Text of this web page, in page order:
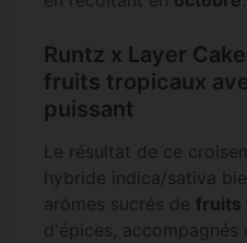
Runtz x Layer
fruits tropicaux
puissant
Le résultat de ce
hybride indica/sativa
arômes sucrés de fruits
d'épices, accompagnés